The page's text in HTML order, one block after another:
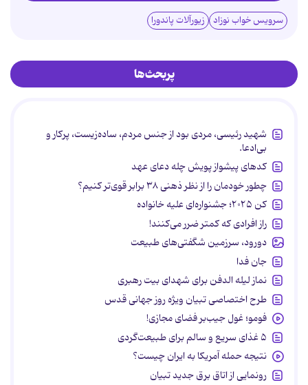
سرویس خواب نوزاد زیورآلات پاندورا
پربحث‌ها
شهید رئیسی، مردی بود از جنس مردم، ساده‌زیست، پرکار و
بی‌ادعا.
کدهای پیشواز پویش چله دعای عهد
چطور خودمان را از نظر ذهنی ۳۸ برابر قوی‌تر کنیم؟
کن ۲۰۲۵؛ جشنواره‌ای علیه خانواده
راز افرادی که کمتر ضرر می‌کنند!
دورود، سرزمین شگفتی‌های طبیعت
جان فدا
نماز لیله الدفن برای شهدای بیت رهبری
طرح اختصاصی تبیان ویژه روز جهانی قدس
فومو؛ غول جیب‌بر فضای مجازی!
۵ غذای سریع و سالم برای طبیعت‌گردی
نتیجه حمله آمریکا به ایران چیست؟
رونمایی از اتاق برق جدید تبیان